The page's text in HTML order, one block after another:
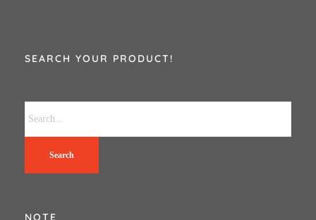
SEARCH YOUR PRODUCT!
Search
NOTE